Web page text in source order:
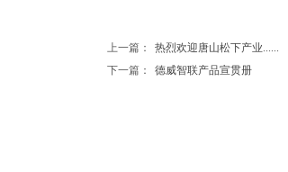
上一篇：
热烈欢迎唐山松下产业......
下一篇：
德威智联产品宣贯册